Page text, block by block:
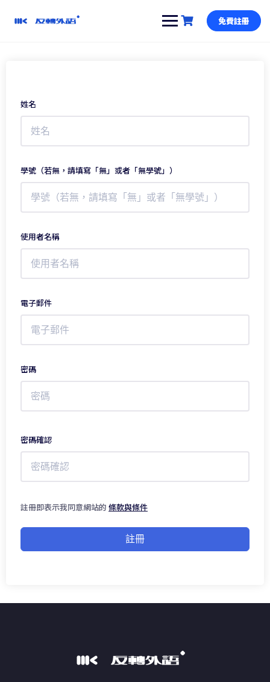
免費註冊
姓名
學號（若無，請填寫「無」或者「無學號」）
使用者名稱
電子郵件
密碼
密碼確認
註冊即表示我同意網站的 條款與條件
註冊